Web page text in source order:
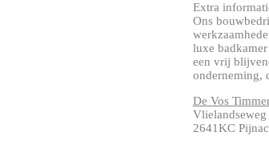
Extra
Ons
luxe
een vrij
onderneming,
De Vos
Vlielandseweg
2641KC